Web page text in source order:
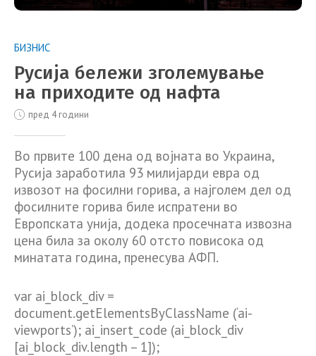
БИЗНИС
Русија бележи зголемување
на приходите од нафта
пред 4 години
Во првите 100 дена од војната во Украина,
Русија заработила 93 милијарди евра од
извозот на фосилни горива, а најголем дел од
фосилните горива биле испратени во
Европската унија, додека просечната извозна
цена била за околу 60 отсто повисока од
минатата година, пренесува АФП.
var ai_block_div =
document.getElementsByClassName (‘ai-
viewports’); ai_insert_code (ai_block_div
[ai_block_div.length – 1]);